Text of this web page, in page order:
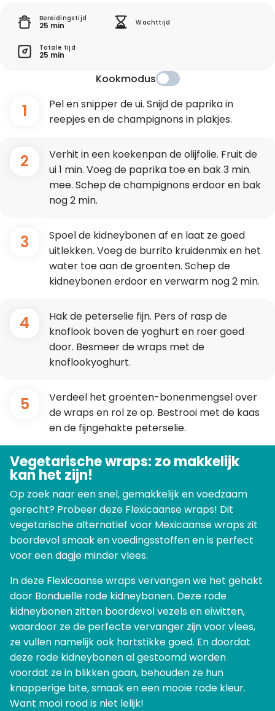
Bereidingstijd
25 min Wachttijd
Totale tijd
25 min
Kookmodus
1
Pel en snipper de ui. Snijd de paprika in
reepjes en de champignons in plakjes.
2
Verhit in een koekenpan de olijfolie. Fruit de
ui 1 min. Voeg de paprika toe en bak 3 min.
mee. Schep de champignons erdoor en bak
nog 2 min.
3
Spoel de kidneybonen af en laat ze goed
uitlekken. Voeg de burrito kruidenmix en het
water toe aan de groenten. Schep de
kidneybonen erdoor en verwarm nog 2 min.
4
Hak de peterselie fijn. Pers of rasp de
knoflook boven de yoghurt en roer goed
door. Besmeer de wraps met de
knoflookyoghurt.
5
Verdeel het groenten-bonenmengsel over
de wraps en rol ze op. Bestrooi met de kaas
en de fijngehakte peterselie.
Vegetarische wraps: zo makkelijk
kan het zijn!
Op zoek naar een snel, gemakkelijk en voedzaam
gerecht? Probeer deze Flexicaanse wraps! Dit
vegetarische alternatief voor Mexicaanse wraps zit
boordevol smaak en voedingsstoffen en is perfect
voor een dagje minder vlees.
In deze Flexicaanse wraps vervangen we het gehakt
door Bonduelle rode kidneybonen. Deze rode
kidneybonen zitten boordevol vezels en eiwitten,
waardoor ze de perfecte vervanger zijn voor vlees,
ze vullen namelijk ook hartstikke goed. En doordat
deze rode kidneybonen al gestoomd worden
voordat ze in blikken gaan, behouden ze hun
knapperige bite, smaak en een mooie rode kleur.
Want mooi rood is niet lelijk!